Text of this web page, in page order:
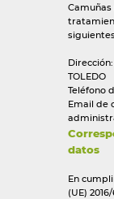
Dirección:
TOLEDO
Teléfono
Email de
datos
En
(UE)